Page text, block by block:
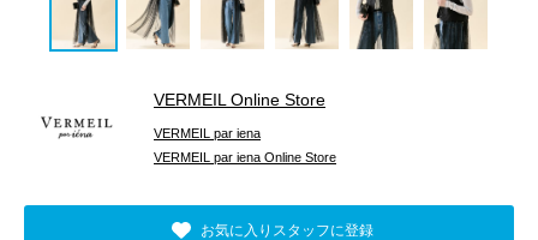
VERMEIL Online Store
VERMEIL par iena
VERMEIL par iena Online Store
お気に入りスタッフに登録